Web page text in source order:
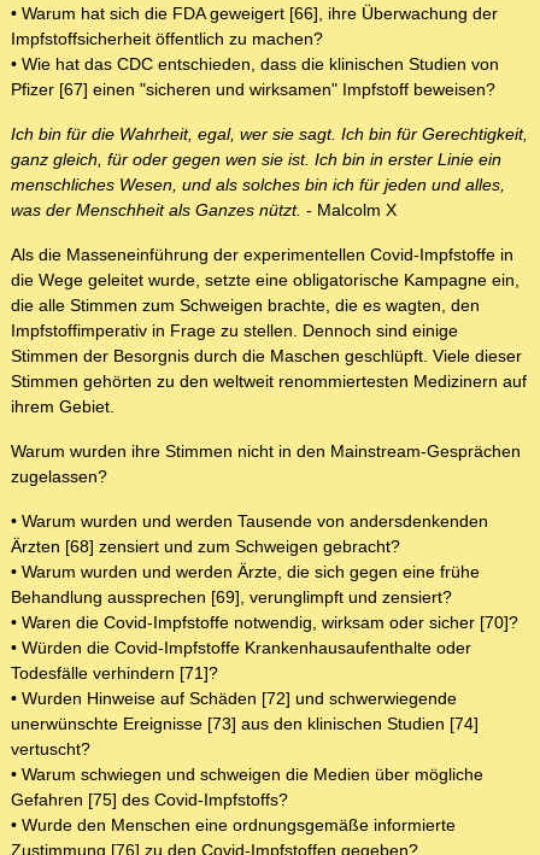
• Warum hat sich die FDA geweigert [66], ihre Überwachung der
Impfstoffsicherheit öffentlich zu machen?
• Wie hat das CDC entschieden, dass die klinischen Studien von
Pfizer [67] einen "sicheren und wirksamen" Impfstoff beweisen?
Ich bin für die Wahrheit, egal, wer sie sagt. Ich bin für Gerechtigkeit,
ganz gleich, für oder gegen wen sie ist. Ich bin in erster Linie ein
menschliches Wesen, und als solches bin ich für jeden und alles,
was der Menschheit als Ganzes nützt. - Malcolm X
Als die Masseneinführung der experimentellen Covid-Impfstoffe in
die Wege geleitet wurde, setzte eine obligatorische Kampagne ein,
die alle Stimmen zum Schweigen brachte, die es wagten, den
Impfstoffimperativ in Frage zu stellen. Dennoch sind einige
Stimmen der Besorgnis durch die Maschen geschlüpft. Viele dieser
Stimmen gehörten zu den weltweit renommiertesten Medizinern auf
ihrem Gebiet.
Warum wurden ihre Stimmen nicht in den Mainstream-Gesprächen
zugelassen?
• Warum wurden und werden Tausende von andersdenkenden
Ärzten [68] zensiert und zum Schweigen gebracht?
• Warum wurden und werden Ärzte, die sich gegen eine frühe
Behandlung aussprechen [69], verunglimpft und zensiert?
• Waren die Covid-Impfstoffe notwendig, wirksam oder sicher [70]?
• Würden die Covid-Impfstoffe Krankenhausaufenthalte oder
Todesfälle verhindern [71]?
• Wurden Hinweise auf Schäden [72] und schwerwiegende
unerwünschte Ereignisse [73] aus den klinischen Studien [74]
vertuscht?
• Warum schwiegen und schweigen die Medien über mögliche
Gefahren [75] des Covid-Impfstoffs?
• Wurde den Menschen eine ordnungsgemäße informierte
Zustimmung [76] zu den Covid-Impfstoffen gegeben?